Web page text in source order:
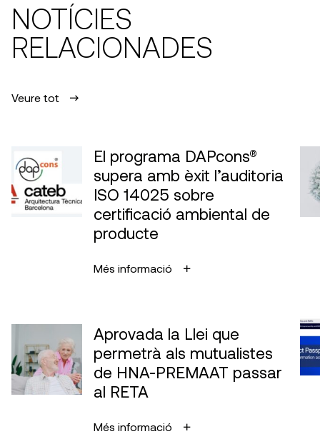
NOTÍCIES
RELACIONADES
Veure tot
El programa DAPcons®
supera amb èxit l’auditoria
ISO 14025 sobre
certificació ambiental de
producte
Més informació
Aprovada la Llei que
permetrà als mutualistes
de HNA-PREMAAT passar
al RETA
Més informació